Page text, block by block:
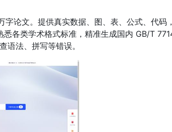
字论文。提供真实数据、图、表、公式、代码
各类学术格式标准，精准生成国内 GB/T
语法、拼写等错误。